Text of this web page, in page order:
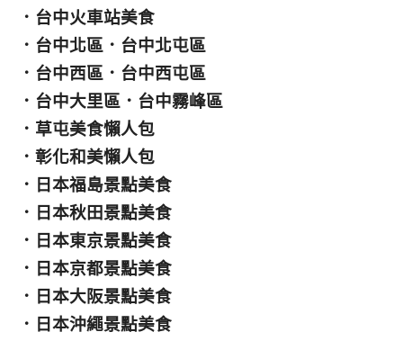
． 台中火車站美食
． 台中北區 ． 台中北屯區
． 台中西區 ． 台中西屯區
． 台中大里區 ． 台中霧峰區
． 草屯美食懶人包
． 彰化和美懶人包
． 日本福島景點美食
． 日本秋田景點美食
． 日本東京景點美食
． 日本京都景點美食
． 日本大阪景點美食
． 日本沖繩景點美食